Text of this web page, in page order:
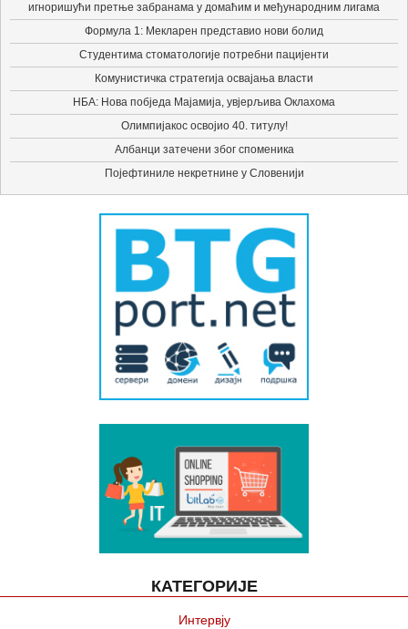
игноришући претње забранама у домаћим и међународним лигама
Формула 1: Мекларен представио нови болид
Студентима стоматологије потребни пацијенти
Комунистичка стратегија освајања власти
НБА: Нова побједа Мајамија, увјерљива Оклахома
Олимпијакос освојио 40. титулу!
Албанци затечени због споменика
Појефтиниле некретнине у Словенији
КАТЕГОРИЈЕ
Интервју